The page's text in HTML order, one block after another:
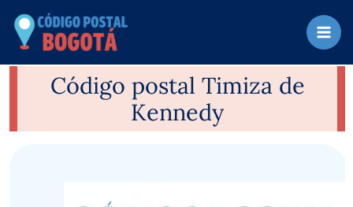
contenido
Código postal Timiza de
Kennedy